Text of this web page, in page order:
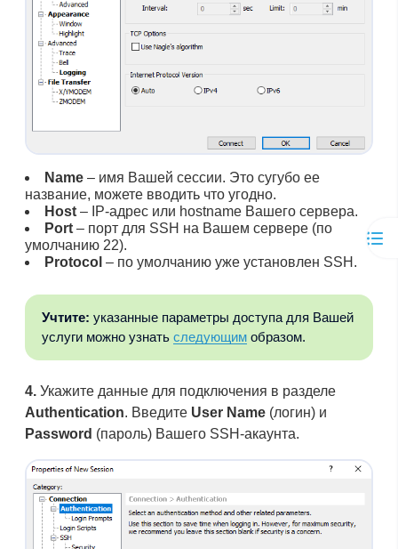
Name – имя Вашей сессии. Это сугубо ее
название, можете вводить что угодно.
Host – IP-адрес или hostname Вашего сервера.
Port – порт для SSH на Вашем сервере (по
умолчанию 22).
Protocol – по умолчанию уже установлен SSH.
Учтите: указанные параметры доступа для Вашей
услуги можно узнать следующимобразом.
4. Укажите данные для подключения в разделе
Authentication. Введите User Name (логин) и
Password (пароль) Вашего SSH-акаунта.